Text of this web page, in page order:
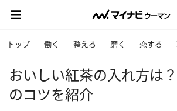
トップ 働く 整える 磨く 恋する
おいしい紅茶の入れ方は
のコツを紹介